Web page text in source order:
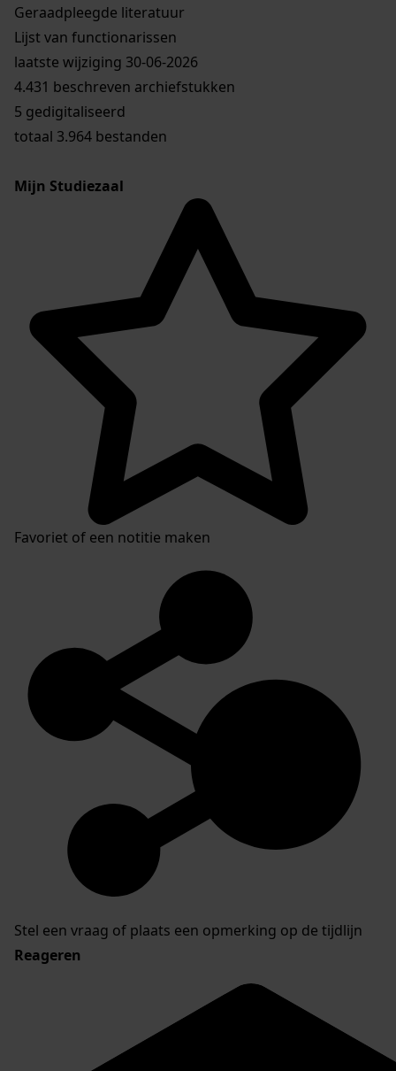
Geraadpleegde literatuur
Lijst van functionarissen
laatste wijziging 30-06-2026
4.431 beschreven archiefstukken
5 gedigitaliseerd
totaal 3.964 bestanden
Mijn Studiezaal
Favoriet of een notitie maken
Stel een vraag of plaats een opmerking op de tijdlijn
Reageren